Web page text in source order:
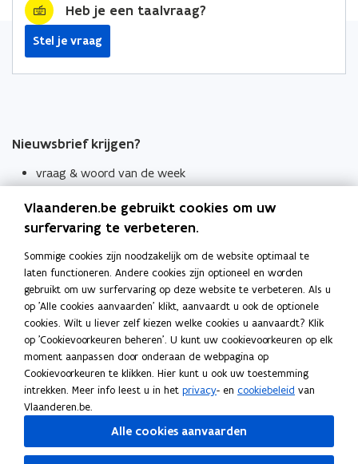
Heb je een taalvraag?
Stel je vraag
Nieuwsbrief krijgen?
vraag & woord van de week
Schrijf je in
Thema's
Taaladviezen
Spellingregels
Tips voor duidelijke taal
Bekijk ook
Spellingtests
Boek- en webwijzer
Vlaanderen.be gebruikt cookies om uw
surfervaring te verbeteren.
Sommige cookies zijn noodzakelijk om de website optimaal te
laten functioneren. Andere cookies zijn optioneel en worden
gebruikt om uw surfervaring op deze website te verbeteren. Als u
op 'Alle cookies aanvaarden' klikt, aanvaardt u ook de optionele
cookies. Wilt u liever zelf kiezen welke cookies u aanvaardt? Klik
op 'Cookievoorkeuren beheren'. U kunt uw cookievoorkeuren op elk
moment aanpassen door onderaan de webpagina op
Cookievoorkeuren te klikken. Hier kunt u ook uw toestemming
intrekken. Meer info leest u in het privacy- en cookiebeleid van
Vlaanderen.be.
Alle cookies aanvaarden